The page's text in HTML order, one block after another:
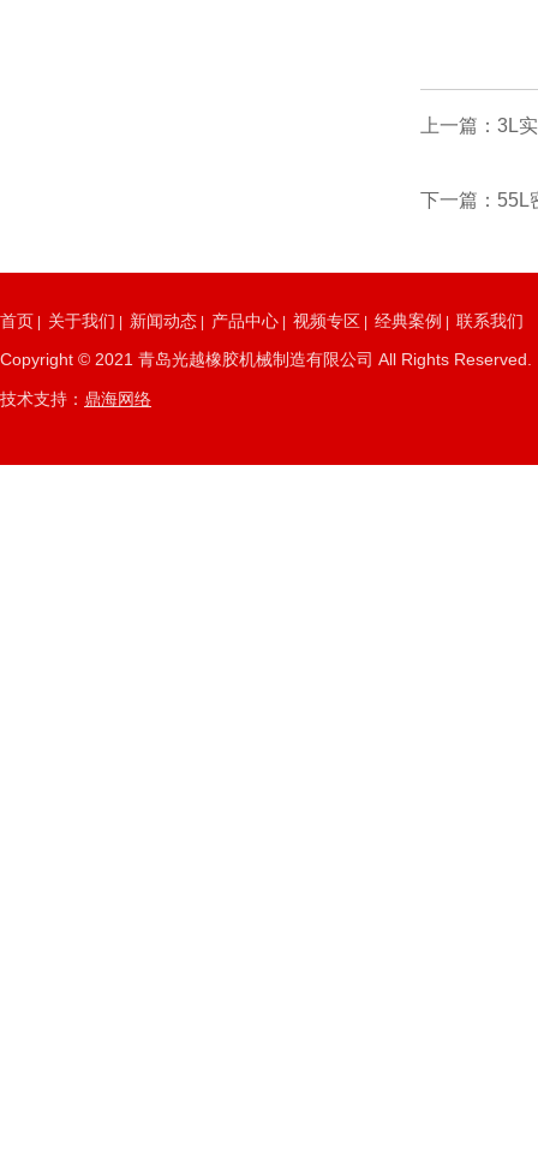
上一篇：3L
下一篇：55L
首页 关于我们 新闻动态 产品中心 视频专区 经典案例
联系我们
Copyright © 2021 青岛光越橡胶机械制造有限公司 All Rights
技术支持： 鼎海网络